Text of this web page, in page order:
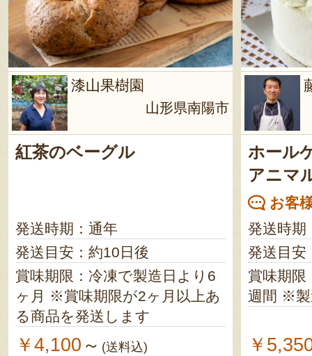
漆山果樹園
山形県南陽市
紅茶のベーグル
発送時期：通年
発送目安：約10日後
賞味期限：冷凍で製造日より6
ヶ月 ※賞味期限が2ヶ月以上あ
る商品を発送します
￥4,100 ～ (送料込)
ホール
アニマ
お客
発送時期
発送目安
賞味期限
週間
￥